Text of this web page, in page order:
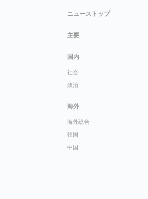
ニューストップ
主要
国内
社会
政治
海外
海外総合
韓国
中国